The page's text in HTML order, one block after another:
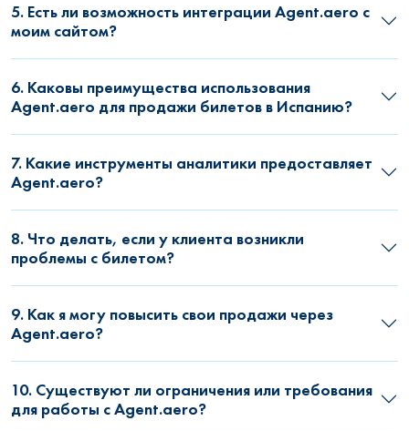
5. Есть ли возможность интеграции Agent.aero с
моим сайтом?
6. Каковы преимущества использования
Agent.aero для продажи билетов в Испанию?
7. Какие инструменты аналитики предоставляет
Agent.aero?
8. Что делать, если у клиента возникли
проблемы с билетом?
9. Как я могу повысить свои продажи через
Agent.aero?
10. Существуют ли ограничения или требования
для работы с Agent.aero?